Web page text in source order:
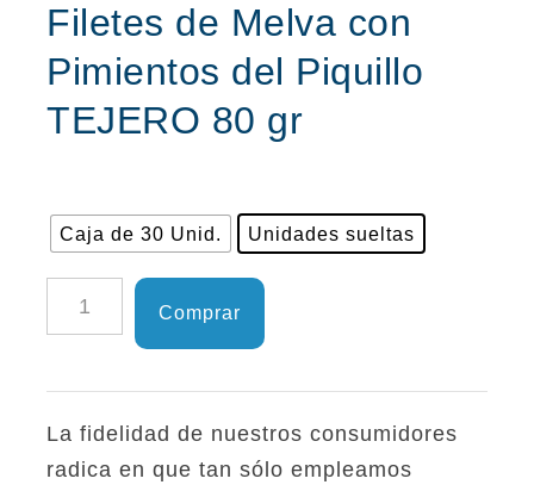
Filetes de Melva con
Pimientos del Piquillo
TEJERO 80 gr
Caja de 30 Unid. Unidades sueltas
Filetes
de
Pimientos
del
Comprar
La fidelidad de nuestros consumidores
radica en que tan sólo empleamos